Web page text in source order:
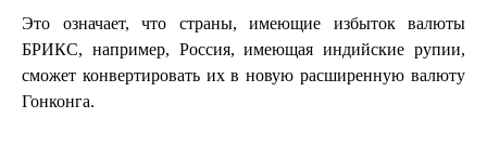
Это означает, что страны, имеющие избыток валюты
БРИКС, например, Россия, имеющая индийские рупии,
сможет конвертировать их в новую расширенную валюту
Гонконга.